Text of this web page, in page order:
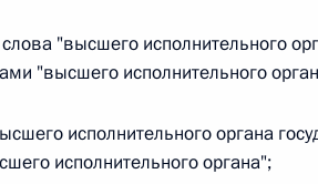
между Правительством Российской
о правовом статусе
"высшего исполнительного
"высшего исполнительного
исполнительного органа
исполнительного органа";